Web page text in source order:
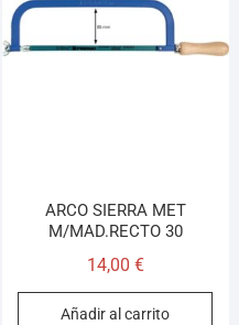
ARCO SIERRA MET
M/MAD.RECTO 30
14,00 €
Añadir al carrito